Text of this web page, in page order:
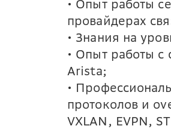
• Опыт работы
провайдерах
• Знания на
• Опыт работы с
Arista;
•
протоколов и
VXLAN, EVPN,